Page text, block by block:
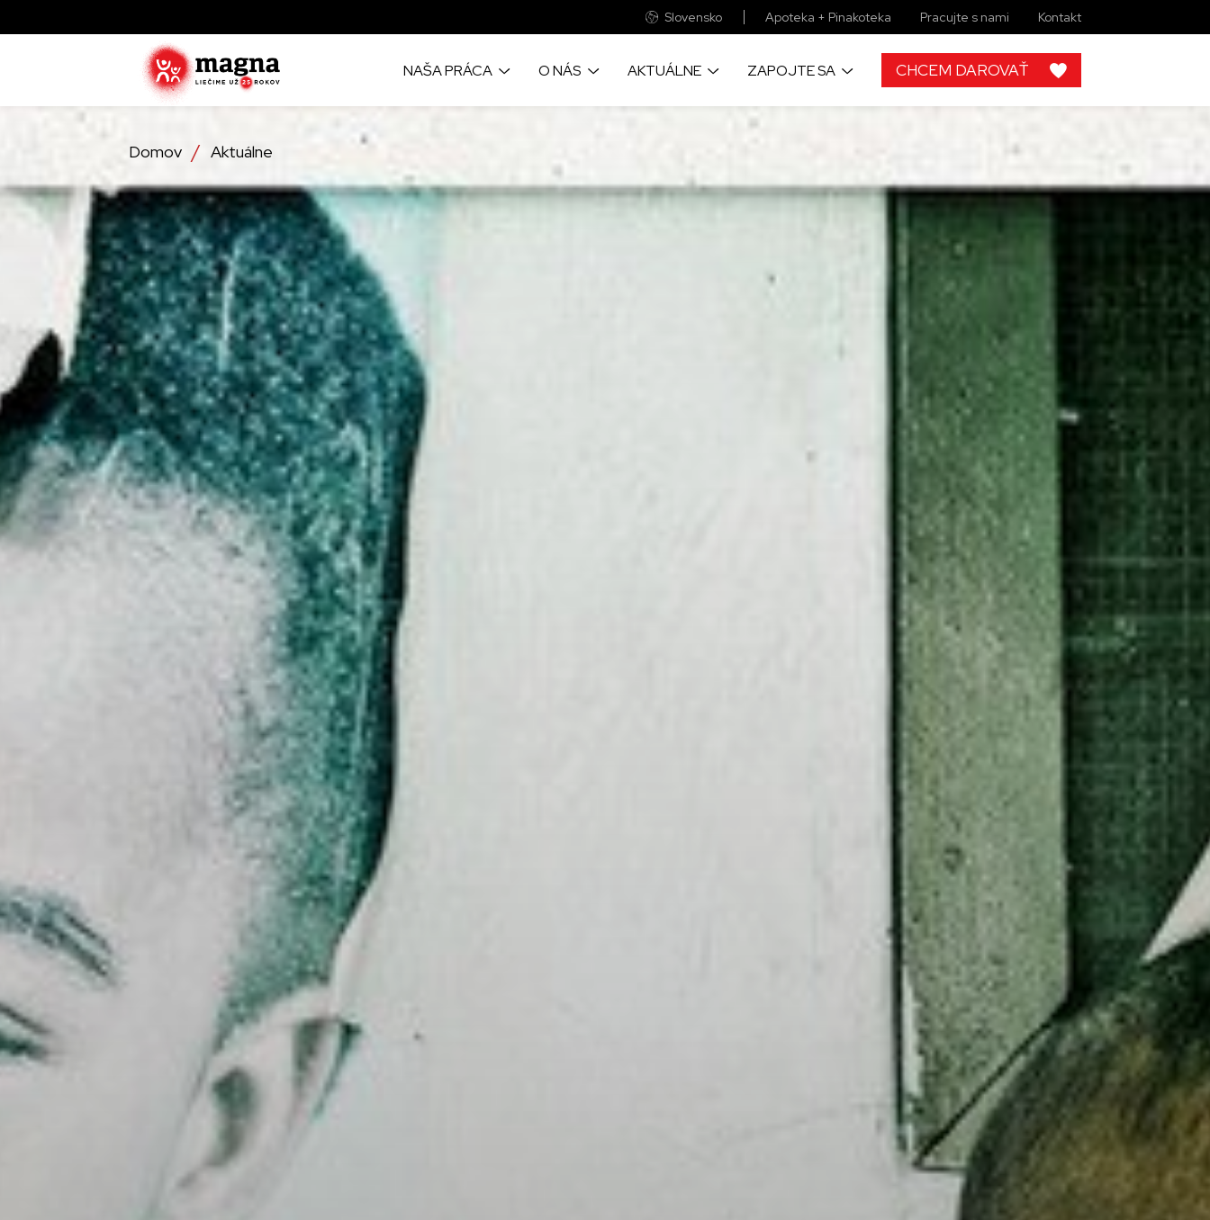
Slovensko Apoteka + Pinakoteka Pracujte s nami Kontakt
NAŠA PRÁCA
zachraňujúcu pomoc, tam kde je to
najviac treba
Objavte, kde realizujeme naše
operácie
Detailné informácie o chorobách,
ktoré liečime, a o lekárskych
službách, ktoré poskytujeme
Zistite viac o našich svedectvách
zo zabudnutých častí sveta
O NÁS
Sme medzinárodná zdravotnícka
humanitárna organizácia
AKTUÁLNE
z našich projektov okolo sveta
ZAPOJTE SA
prostriedkov pochádza od ľudí ako
ste vy
Sme závislí od odhodlania,
obetavosti a tvrdej práce ľudí v
CHCEM DAROVAŤ
Domov Aktuálne